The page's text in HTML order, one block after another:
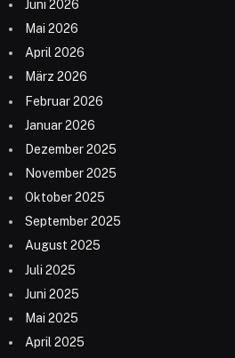
Juni 2026
Mai 2026
April 2026
März 2026
Februar 2026
Januar 2026
Dezember 2025
November 2025
Oktober 2025
September 2025
August 2025
Juli 2025
Juni 2025
Mai 2025
April 2025